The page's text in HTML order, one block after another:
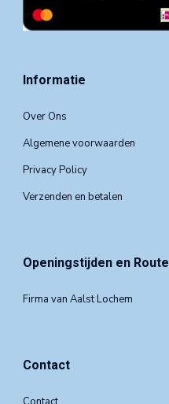
Informatie
Over Ons
Algemene voorwaarden
Privacy Policy
Verzenden en betalen
Openingstijden en Route
Firma van Aalst Lochem
Contact